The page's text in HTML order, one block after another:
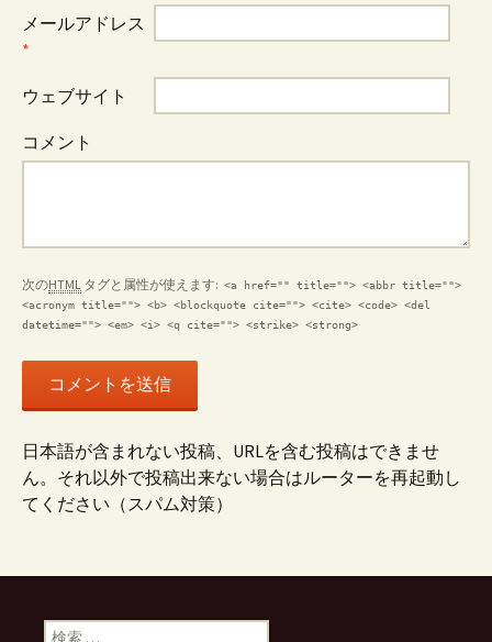
メールアドレス
*
ウェブサイト
コメント
次のHTML タグと属性が使えます: <a href="" title=""> <abbr title="">
<acronym title=""> <b> <blockquote cite=""> <cite> <code> <del
datetime=""> <em> <i> <q cite=""> <strike> <strong>
日本語が含まれない投稿、URLを含む投稿はできませ
ん。それ以外で投稿出来ない場合はルーターを再起動し
てください（スパム対策）
検索: